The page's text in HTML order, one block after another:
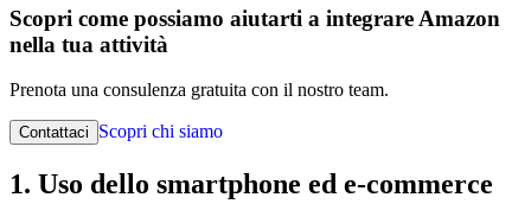
Scopri come possiamo aiutarti a integrare Amazon
nella tua attività
Prenota una consulenza gratuita con il nostro team.
Contattaci Scopri chi siamo
1. Uso dello smartphone ed e-commerce